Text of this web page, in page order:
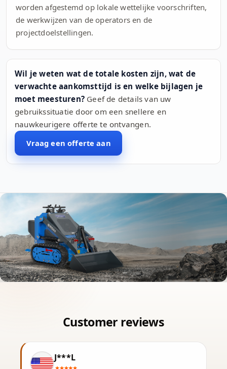
worden afgestemd op lokale wettelijke voorschriften,
de werkwijzen van de operators en de
projectdoelstellingen.
Wil je weten wat de totale kosten zijn, wat de
verwachte aankomsttijd is en welke bijlagen je
moet meesturen? Geef de details van uw
gebruikssituatie door om een snellere en
nauwkeurigere offerte te ontvangen.
Vraag een offerte aan
J***L